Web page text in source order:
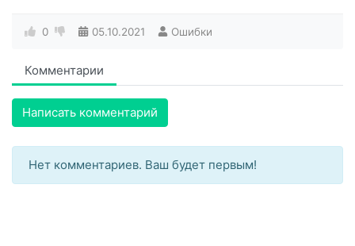
0 05.10.2021 Ошибки
Комментарии
Написать комментарий
Нет комментариев. Ваш будет первым!